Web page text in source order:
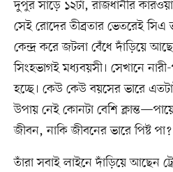
দুপুর সাড়ে ১২টা, রাজধানীর
সেই রোদের তীব্রতার ভেতরেই সিএ
কেন্দ্র করে জটলা বেঁধে দাঁড়িয়ে
সিংহভাগই মধ্যবয়সী। সেখানে
হচ্ছে। কেউ কেউ বয়সের ভারে
উপায় নেই কোনটা বেশি
জীবন, নাকি জীবনের ভারে পিষ্ট পা?
তাঁরা সবাই লাইনে দাঁড়িয়ে আছেন